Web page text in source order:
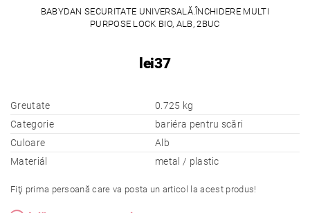
BABYDAN SECURITATE UNIVERSALĂ.ÎNCHIDERE MULTI
PURPOSE LOCK BIO, ALB, 2BUC
lei37
Greutate
0.725 kg
Categorie
bariéra pentru scări
Culoare
Alb
Materiál
metal / plastic
Fiţi prima persoană care va posta un articol la acest produs!